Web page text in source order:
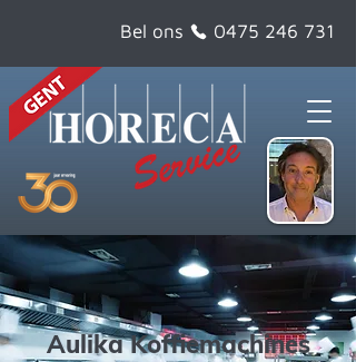
Bel ons 0475 246 731
Aulika Koffiemachines